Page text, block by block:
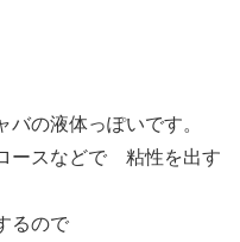
の液体っぽいです。
ースなどで 粘性を出す
るので